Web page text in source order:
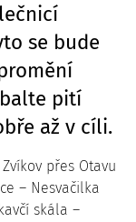
se bude
pití
až v cíli.
přes Otavu
– Nesvačilka
skála –